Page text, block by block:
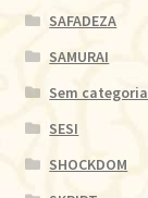
SAFADEZA
SAMURAI
Sem categoria
SESI
SHOCKDOM